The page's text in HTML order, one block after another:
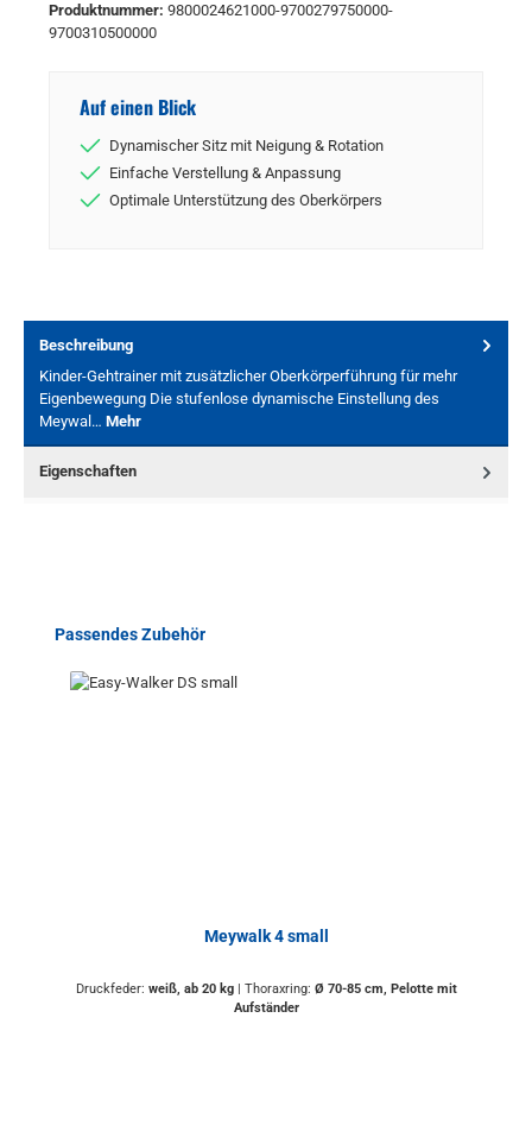
Produktnummer: 9800024621000-9700279750000-
9700310500000
Auf einen Blick
Dynamischer Sitz mit Neigung & Rotation
Einfache Verstellung & Anpassung
Optimale Unterstützung des Oberkörpers
Beschreibung
Kinder-Gehtrainer mit zusätzlicher Oberkörperführung für mehr
Eigenbewegung Die stufenlose dynamische Einstellung des
Meywal… Mehr
Eigenschaften
Produktgalerie überspringen
Passendes Zubehör
Meywalk 4 small
Druckfeder: weiß, ab 20 kg | Thoraxring: Ø 70-85 cm, Pelotte mit
Aufständer